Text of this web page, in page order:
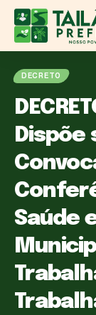
DECRETO
Dispõe
Saúde